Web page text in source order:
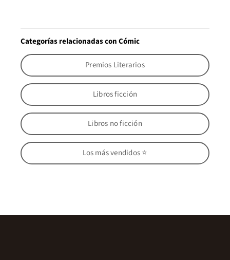
Categorías relacionadas con Cómic
Premios Literarios
Libros ficción
Libros no ficción
Los más vendidos ⭐